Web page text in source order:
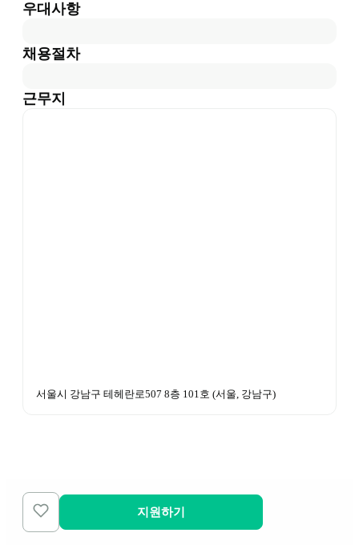
우대사항
채용절차
근무지
서울시 강남구 테헤란로507 8층 101호 (서울, 강남구)
지원하기